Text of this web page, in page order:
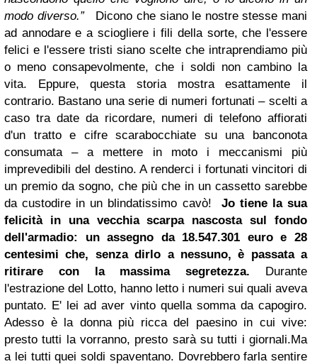
modo diverso.”
Dicono che siano le nostre stesse mani
ad annodare e a sciogliere i fili della sorte, che l'essere
felici e l'essere tristi siano scelte che intraprendiamo più
o meno consapevolmente, che i soldi non cambino la
vita. Eppure, questa storia mostra esattamente il
contrario. Bastano una serie di numeri fortunati – scelti a
caso tra date da ricordare, numeri di telefono affiorati
d'un tratto e cifre scarabocchiate su una banconota
consumata – a mettere in moto i meccanismi più
imprevedibili del destino. A renderci i fortunati vincitori di
un premio da sogno, che più che in un cassetto sarebbe
da custodire in un blindatissimo cavò!
Jo tiene la sua
felicità in una vecchia scarpa nascosta sul fondo
dell'armadio: un assegno da 18.547.301 euro e 28
centesimi che, senza dirlo a nessuno, è passata a
ritirare con la massima segretezza. Durante
l'estrazione del Lotto, hanno letto i numeri sui quali aveva
puntato. E' lei ad aver vinto quella somma da capogiro.
Adesso è la donna più ricca del paesino in cui vive:
presto tutti la vorranno, presto sarà su tutti i giornali.Ma
a lei tutti quei soldi spaventano. Dovrebbero farla sentire